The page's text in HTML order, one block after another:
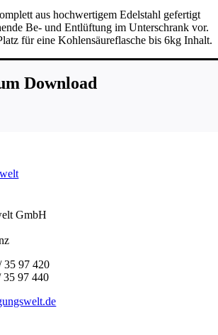
aus hochwertigem Edelstahl gefertigt
Be- und Entlüftung im Unterschrank vor.
für eine Kohlensäureflasche bis 6kg Inhalt.
Download
GmbH
35 97 420
35 97 440